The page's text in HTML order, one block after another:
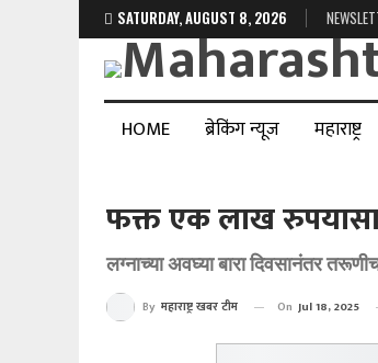
SATURDAY, AUGUST 8, 2026
HOME ब्रेकिंग न्यूज महाराष्ट्र
फक्त एक लाख
लग्नाच्या अवघ्या बारा दिवसानंतर
By महाराष्ट्र खबर टीम On Jul 18, 2025